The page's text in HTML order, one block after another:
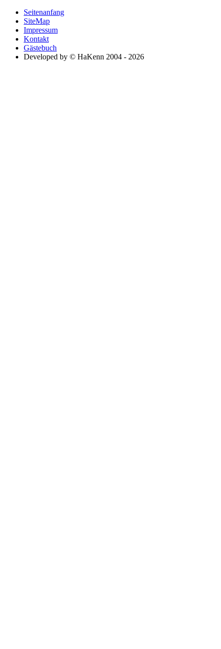
Seitenanfang
SiteMap
Impressum
Kontakt
Gästebuch
Developed by © HaKenn 2004 - 2026